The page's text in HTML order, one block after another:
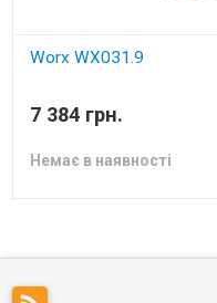
Worx WX031.9
7 384 грн.
Немає в наявності